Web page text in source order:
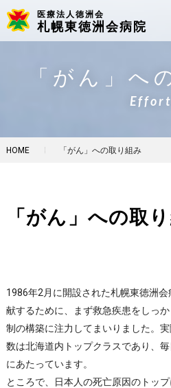
医療法人徳洲会
札幌東徳洲会病院
「がん」へ
HOME 「がん」への取り組み
「がん」への取
1986年2月に開設された札幌東徳洲
献するために、まず救急疾患をしっ
制の構築に注力してまいりました。
数は北海道内トップクラスであり、
にあたっています。
ところで、日本人の死亡原因のトッ